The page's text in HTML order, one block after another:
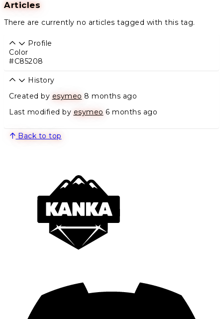
Articles
There are currently no articles tagged with this tag.
Profile
Color
#C85208
History
Created by esymeo 8 months ago
Last modified by esymeo 6 months ago
Back to top